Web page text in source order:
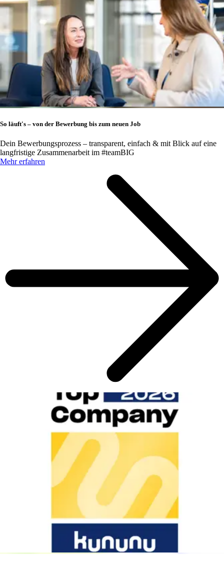
So läuft's – von der Bewerbung bis zum neuen Job
Dein Bewerbungsprozess – transparent, einfach & mit Blick auf eine
langfristige Zusammenarbeit im #teamBIG
Mehr erfahren